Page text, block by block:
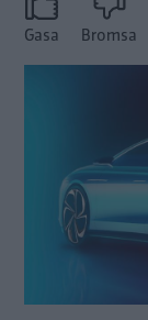
Gasa Bromsa